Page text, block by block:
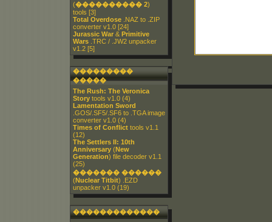
(���������� 2)
tools [3]
Total Overdose .NAZ to .ZIP
converter v1.0 [24]
Jurassic War & Primitive
Wars .TRC / .JW2 unpacker
v1.2 [5]
���������
�����
The Rush: The Veronica
Story tools v1.0 (4)
Lamentation Sword
.GOS/.SF5/.SF6 to .TGA image
converter v1.0 (4)
Times of Conflict tools v1.1
(12)
The Settlers II: 10th
Anniversary (New
Generation) file decoder v1.1
(25)
������� ������
(Nuclear Titbit) .EZD
unpacker v1.0 (19)
�������������